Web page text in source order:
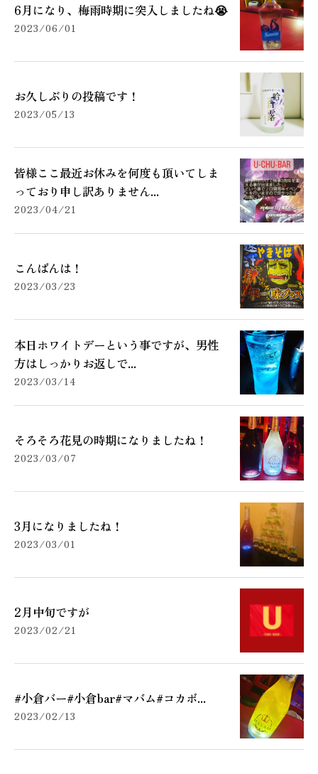
6月になり、梅雨時期に突入しましたね😭
2023/06/01
お久しぶりの投稿です！
2023/05/13
皆様ここ最近お休みを何度も頂いてしま
っており申し訳ありません...
2023/04/21
こんばんは！
2023/03/23
本日ホワイトデーという事ですが、男性
方はしっかりお返しで...
2023/03/14
そろそろ花見の時期になりましたね！
2023/03/07
3月になりましたね！
2023/03/01
2月中旬ですが
2023/02/21
#小倉バー#小倉bar#マバム#コカボ...
2023/02/13